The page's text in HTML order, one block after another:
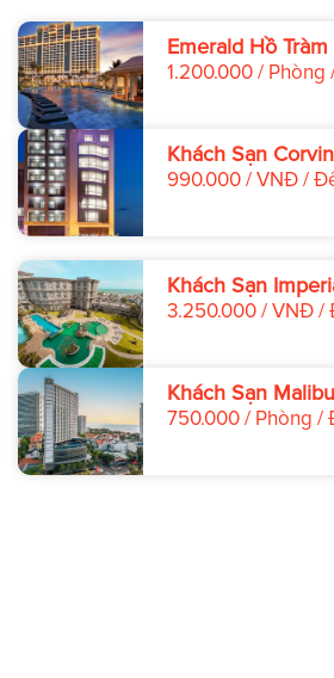
Emerald Hồ
1.200.000 / Phòng
Khách Sạn
990.000 / VNĐ /
Khách Sạn
3.250.000 / VNĐ /
Khách Sạn
Tàu
750.000 / Phòng /